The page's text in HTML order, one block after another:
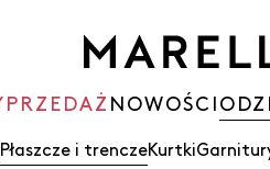
NOWOŚCI
Płaszcze i trenczeKurtki